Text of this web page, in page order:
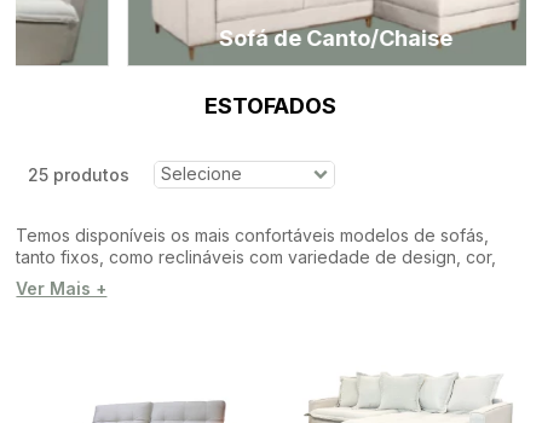
Sofá de Canto/Chaise
ESTOFADOS
25 produtos
Temos disponíveis os mais confortáveis modelos de sofás,
tanto fixos, como reclináveis com variedade de design, cor,
dimensão, textura, todos com a excelente qualidade e garantia
Larshopping
Ver Mais +